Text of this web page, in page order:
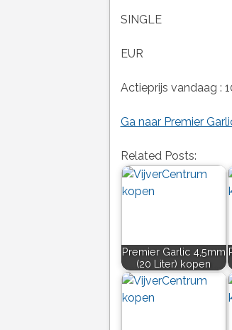
SINGLE
EUR
Actieprijs vandaag :
Ga naar Premier
Related Posts:
Premier Garlic 4,5mm
(20 Liter) kopen